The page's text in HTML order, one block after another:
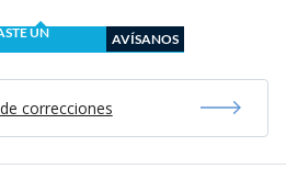
UN
AVÍSANOS
correcciones